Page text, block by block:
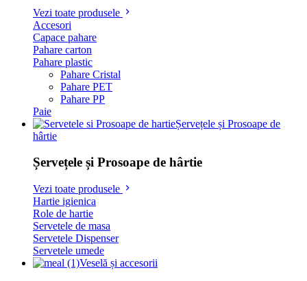
Vezi toate produsele
Accesori
Capace pahare
Pahare carton
Pahare plastic
Pahare Cristal
Pahare PET
Pahare PP
Paie
Șervețele și Prosoape de
hârtie
Șervețele și Prosoape de hârtie
Vezi toate produsele
Hartie igienica
Role de hartie
Servetele de masa
Servetele Dispenser
Servetele umede
Veselă și accesorii